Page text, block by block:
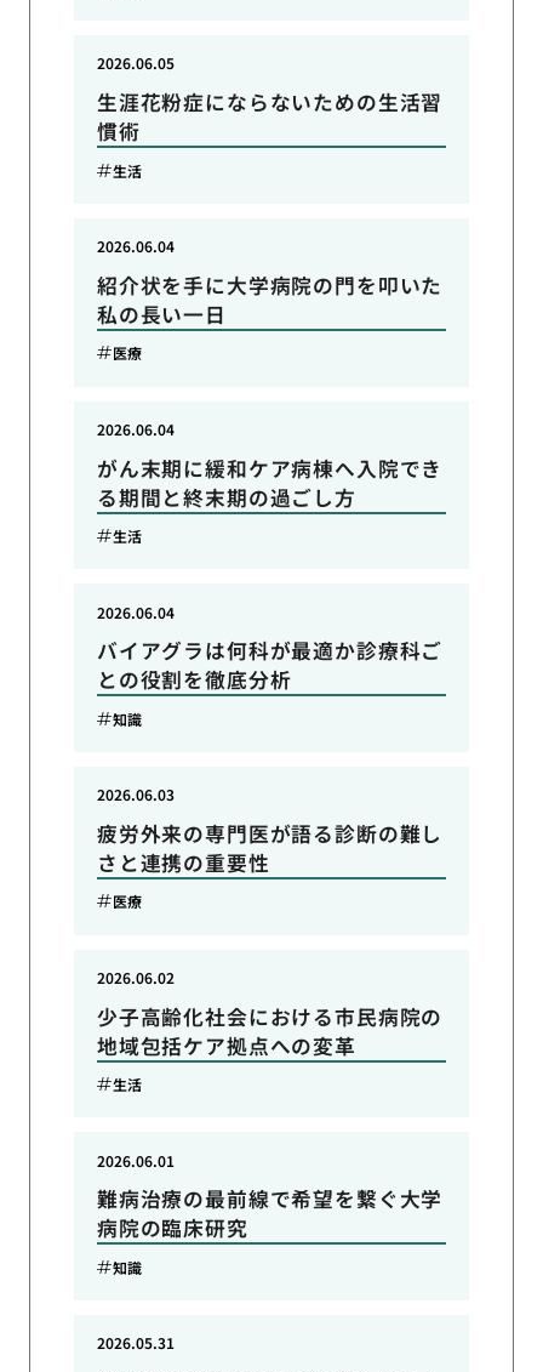
生涯花粉症にならないための生活習
慣術
2026.06.05
生活
紹介状を手に大学病院の門を叩いた
私の長い一日
2026.06.04
医療
がん末期に緩和ケア病棟へ入院でき
る期間と終末期の過ごし方
2026.06.04
生活
バイアグラは何科が最適か診療科ご
との役割を徹底分析
2026.06.04
知識
疲労外来の専門医が語る診断の難し
さと連携の重要性
2026.06.03
医療
少子高齢化社会における市民病院の
地域包括ケア拠点への変革
2026.06.02
生活
難病治療の最前線で希望を繋ぐ大学
病院の臨床研究
2026.06.01
知識
2026.05.31